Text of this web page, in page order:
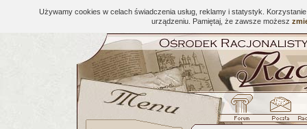
Używamy cookies w celach świadczenia usług, reklamy i statystyk.
urządzeniu. Pamiętaj, że zawsze możesz